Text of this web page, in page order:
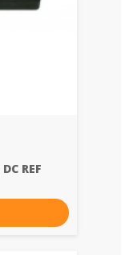
REF